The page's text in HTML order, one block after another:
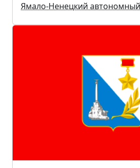
Ямало-Ненецкий автономный